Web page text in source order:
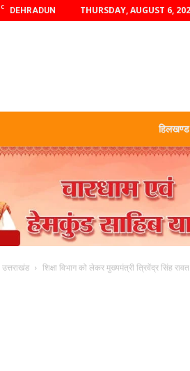
C DEHRADUN THURSDAY, AUGUST 6,
हिलखण्ड
उत्तराखंड शिक्षा विभाग को लेकर मुख्यमंत्री त्रिवेंद्र सिंह